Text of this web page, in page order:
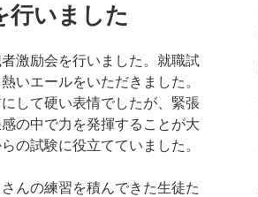
いました
激励会を行いました。就職試
いエールをいただきました。
して硬い表情でしたが、緊張
の中で力を発揮することが大
の試験に役立てていました。
んの練習を積んできた生徒た